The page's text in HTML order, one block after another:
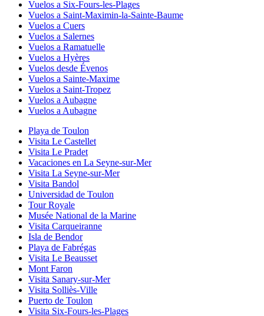
Vuelos a Six-Fours-les-Plages
Vuelos a Saint-Maximin-la-Sainte-Baume
Vuelos a Cuers
Vuelos a Salernes
Vuelos a Ramatuelle
Vuelos a Hyères
Vuelos desde Évenos
Vuelos a Sainte-Maxime
Vuelos a Saint-Tropez
Vuelos a Aubagne
Vuelos a Aubagne
Playa de Toulon
Visita Le Castellet
Visita Le Pradet
Vacaciones en La Seyne-sur-Mer
Visita La Seyne-sur-Mer
Visita Bandol
Universidad de Toulon
Tour Royale
Musée National de la Marine
Visita Carqueiranne
Isla de Bendor
Playa de Fabrégas
Visita Le Beausset
Mont Faron
Visita Sanary-sur-Mer
Visita Solliès-Ville
Puerto de Toulon
Visita Six-Fours-les-Plages